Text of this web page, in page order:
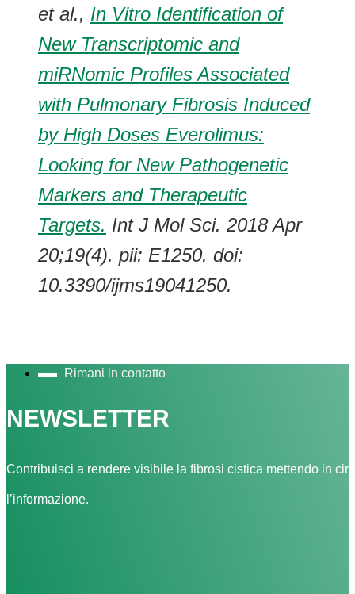
et al., In Vitro Identification of
New Transcriptomic and
miRNomic Profiles Associated
with Pulmonary Fibrosis Induced
by High Doses Everolimus:
Looking for New Pathogenetic
Markers and Therapeutic
Targets. Int J Mol Sci. 2018 Apr
20;19(4). pii: E1250. doi:
10.3390/ijms19041250.
Rimani in contatto
NEWSLETTER
Contribuisci a rendere visibile la fibrosi cistica mettendo in
l’informazione.